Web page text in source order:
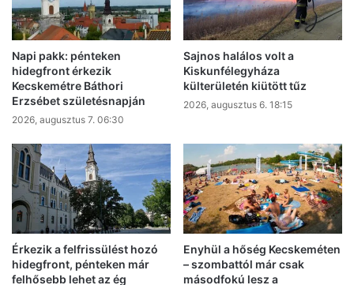
Napi pakk: pénteken
hidegfront érkezik
Kecskemétre Báthori
Erzsébet születésnapján
2026, augusztus 7. 06:30
Sajnos halálos volt a
Kiskunfélegyháza
külterületén kiütött tűz
2026, augusztus 6. 18:15
Érkezik a felfrissülést hozó
hidegfront, pénteken már
felhősebb lehet az ég
Enyhül a hőség Kecskeméten
– szombattól már csak
másodfokú lesz a